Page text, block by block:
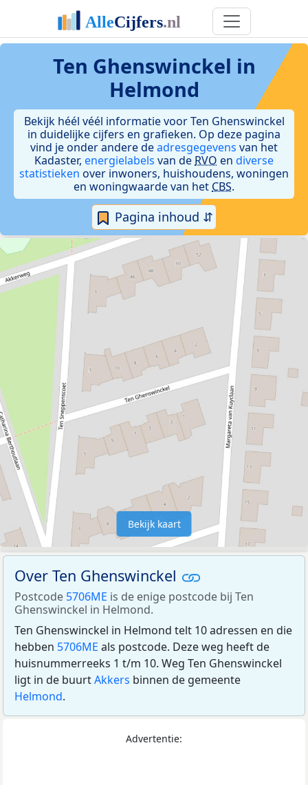
Ten Ghenswinckel in
Helmond
Bekijk héél véél informatie voor Ten Ghenswinckel
in duidelijke cijfers en grafieken. Op deze pagina
vind je onder andere deadresgegevens van het
Kadaster, energielabels van de RVO en diverse
statistieken over inwoners, huishoudens, woningen
en woningwaarde van het CBS.
Pagina inhoud ⇵
Bekijk kaart
Over Ten Ghenswinckel
Postcode 5706ME is de enige postcode bij Ten
Ghenswinckel in Helmond.
Ten Ghenswinckel in Helmond telt 10 adressen en die
hebben 5706ME als postcode. Deze weg heeft de
huisnummerreeks 1 t/m 10. Weg Ten Ghenswinckel
ligt in de buurtAkkers binnen de gemeente
Helmond.
Advertentie: